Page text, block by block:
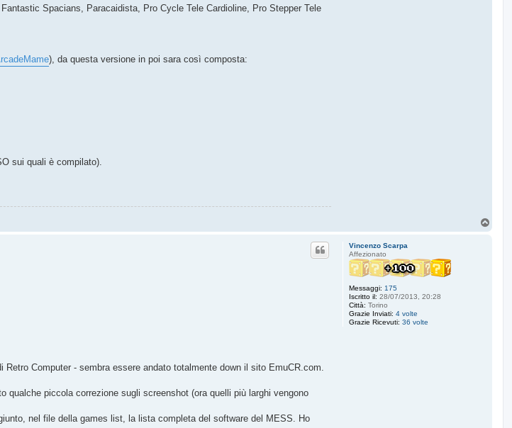
Spacians, Paracaidista, Pro Cycle Tele Cardioline, Pro Stepper Tele
), da questa versione in poi sara così composta:
sui quali è compilato).
Vincenzo Scarpa
Affezionato
Messaggi: 175
Iscritto il: 28/07/2013, 20:28
Città: Torino
Grazie Inviati: 4 volte
Grazie Ricevuti: 36 volte
Computer - sembra essere andato totalmente down il sito EmuCR.com.
qualche piccola correzione sugli screenshot (ora quelli più larghi vengono
nel file della games list, la lista completa del software del MESS. Ho